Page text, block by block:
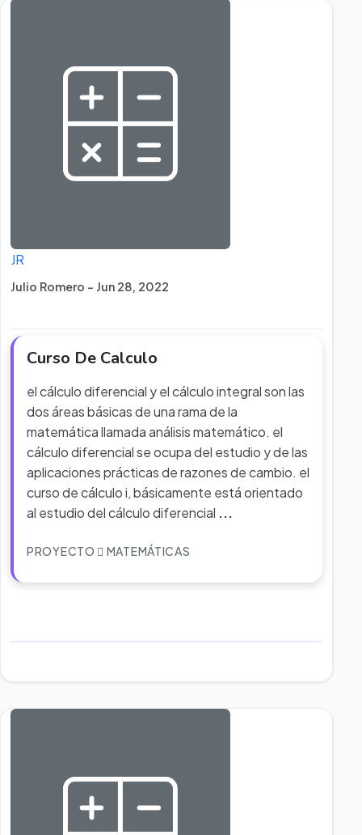
JR
Julio Romero - Jun 28, 2022
Curso De Calculo
el cálculo diferencial y el cálculo integral son las
dos áreas básicas de una rama de la
matemática llamada análisis matemático. el
cálculo diferencial se ocupa del estudio y de las
aplicaciones prácticas de razones de cambio. el
curso de cálculo i, básicamente está orientado
al estudio del cálculo diferencial ...
PROYECTO MATEMÁTICAS